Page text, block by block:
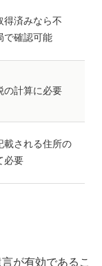
得済みなら不
で確認可能
の計算に必要
載される住所の
必要
が有効であるこ